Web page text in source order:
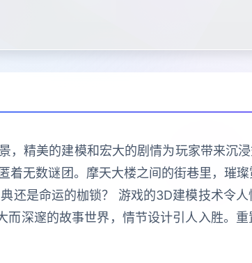
，精美的建模和宏大的剧情为玩家带来沉
着无数谜团。摩天大楼之间的街巷里，璀
还是命运的枷锁？ 游戏的3D建模技术令
深邃的故事世界，情节设计引人入胜。